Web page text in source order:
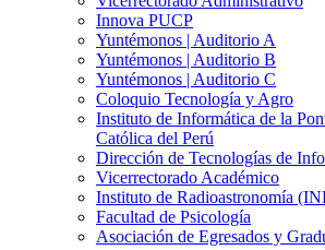
Innova PUCP
Yuntémonos | Auditorio A
Yuntémonos | Auditorio B
Yuntémonos | Auditorio C
Coloquio Tecnología y Agro
Instituto de Informática de la
Católica del Perú
Dirección de Tecnologías de
Vicerrectorado Académico
Instituto de Radioastronomía
Facultad de Psicología
Asociación de Egresados y